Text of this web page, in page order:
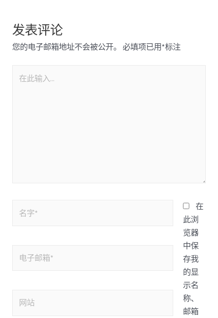
发表评论
您的电子邮箱地址不会被公开。 必填项已用*标注
在
此浏
览器
中保
存我
的显
示名
称、
邮箱